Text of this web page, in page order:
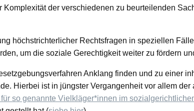
der verschiedenen zu beurteilenden
höchstrichterlicher Rechtsfragen in speziellen
um die soziale Gerechtigkeit weiter zu fördern
Anklang finden und zu einer
Hierbei ist in jüngster Vergangenheit vor allem
so genannte Vielkläger*innen im